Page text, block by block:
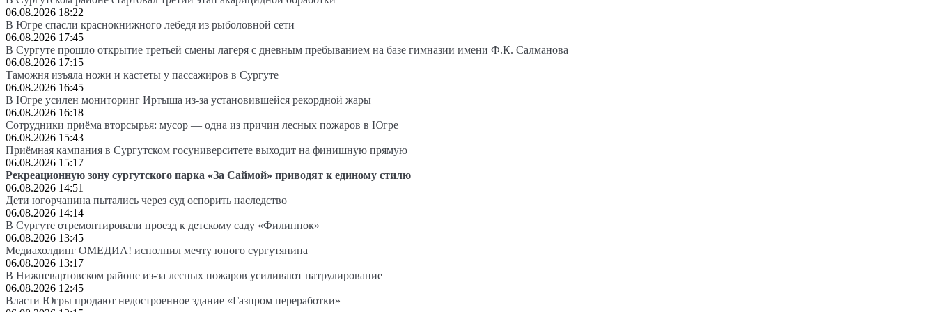
06.08.2026 18:22
В Югре спасли краснокнижного лебедя из рыболовной сети
06.08.2026 17:45
В Сургуте прошло открытие третьей смены лагеря с дневным пребыванием на базе гимназии имени Ф.К. Салманова
06.08.2026 17:15
Таможня изъяла ножи и кастеты у пассажиров в Сургуте
06.08.2026 16:45
В Югре усилен мониторинг Иртыша из-за установившейся рекордной жары
06.08.2026 16:18
Сотрудники приёма вторсырья: мусор — одна из причин лесных пожаров в Югре
06.08.2026 15:43
Приёмная кампания в Сургутском госуниверситете выходит на финишную прямую
06.08.2026 15:17
Рекреационную зону сургутского парка «За Саймой» приводят к единому стилю
06.08.2026 14:51
Дети югорчанина пытались через суд оспорить наследство
06.08.2026 14:14
В Сургуте отремонтировали проезд к детскому саду «Филиппок»
06.08.2026 13:45
Медиахолдинг ОМЕДИА! исполнил мечту юного сургутянина
06.08.2026 13:17
В Нижневартовском районе из-за лесных пожаров усиливают патрулирование
06.08.2026 12:45
Власти Югры продают недостроенное здание «Газпром переработки»